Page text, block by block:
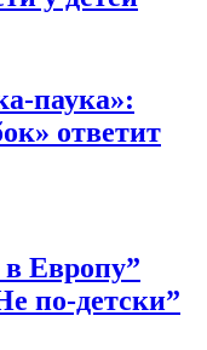
паука»:
ответит
Европу”
по-детски”